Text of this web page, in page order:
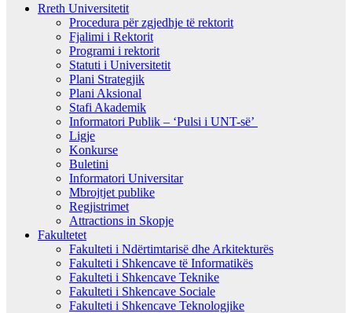
Rreth Universitetit
Procedura për zgjedhje të rektorit
Fjalimi i Rektorit
Programi i rektorit
Statuti i Universitetit
Plani Strategjik
Plani Aksional
Stafi Akademik
Informatori Publik – ‘Pulsi i UNT-së’
Ligje
Konkurse
Buletini
Informatori Universitar
Mbrojtjet publike
Regjistrimet
Attractions in Skopje
Fakultetet
Fakulteti i Ndërtimtarisë dhe Arkitekturës
Fakulteti i Shkencave të Informatikës
Fakulteti i Shkencave Teknike
Fakulteti i Shkencave Sociale
Fakulteti i Shkencave Teknologjike